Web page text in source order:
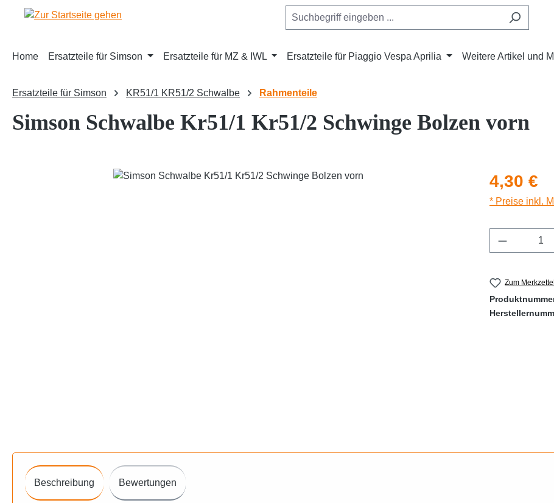
Hauptinhalt springen
Zur Suche springen
Zur Hauptnavigation springen
Home Ersatzteile für Simson Ersatzteile für MZ & IWL Ersatzteile für Piaggio Vespa Aprilia Weitere Artikel und
Ersatzteile für Simson KR51/1 KR51/2 Schwalbe Rahmenteile
Simson Schwalbe Kr51/1 Kr51/2 Schwinge Bolzen vorn
Bildergalerie überspringen Regulärer Preis:
4,30 €
* Preise inkl.
Produkt
Zum
Beschreibung Bewertungen